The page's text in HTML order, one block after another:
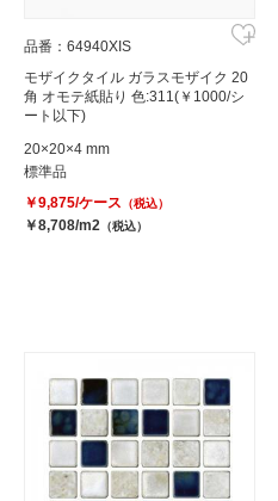
品番：64940XIS
モザイクタイル ガラスモザイク 20
角 オモテ紙貼り 色:311(￥1000/シ
ート以下)
20×20×4 mm
標準品
￥9,875/ケース （税込）
￥8,708/m2 （税込）